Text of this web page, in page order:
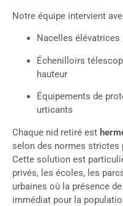
Notre équipe intervient
Nacelles élévatrices
Échenilloirs
hauteur
Équipements de
urticants
Chaque nid retiré est
selon des normes strictes
Cette solution est
privés, les écoles, les
urbaines où la présence
immédiat pour la